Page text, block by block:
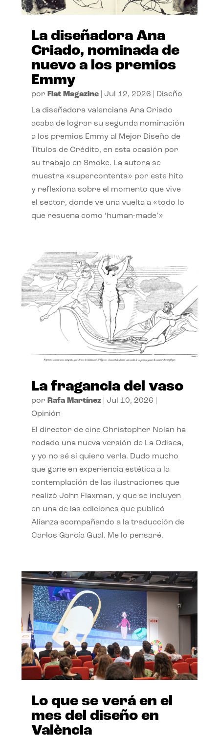
La diseñadora Ana
Criado, nominada de
nuevo a los premios
Emmy
por Flat Magazine| Jul 12, 2026 Diseño
La diseñadora valenciana Ana Criado
acaba de lograr su segunda nominación
a los premios Emmy al Mejor Diseño de
Títulos de Crédito, en esta ocasión por
su trabajo en Smoke. La autora se
muestra «supercontenta» por este hito
y reflexiona sobre el momento que vive
el sector, donde ve una vuelta a «todo lo
que resuena como ‘human-made’»
La fragancia del vaso
por Rafa Martínez| Jul 10, 2026
Opinión
El director de cine Christopher Nolan ha
rodado una nueva versión de La Odisea,
y yo no sé si quiero verla. Dudo mucho
que gane en experiencia estética a la
contemplación de las ilustraciones que
realizó John Flaxman, y que se incluyen
en una de las ediciones que publicó
Alianza acompañando a la traducción de
Carlos García Gual. Me lo pensaré.
Lo que se verá en el
mes del diseño en
València